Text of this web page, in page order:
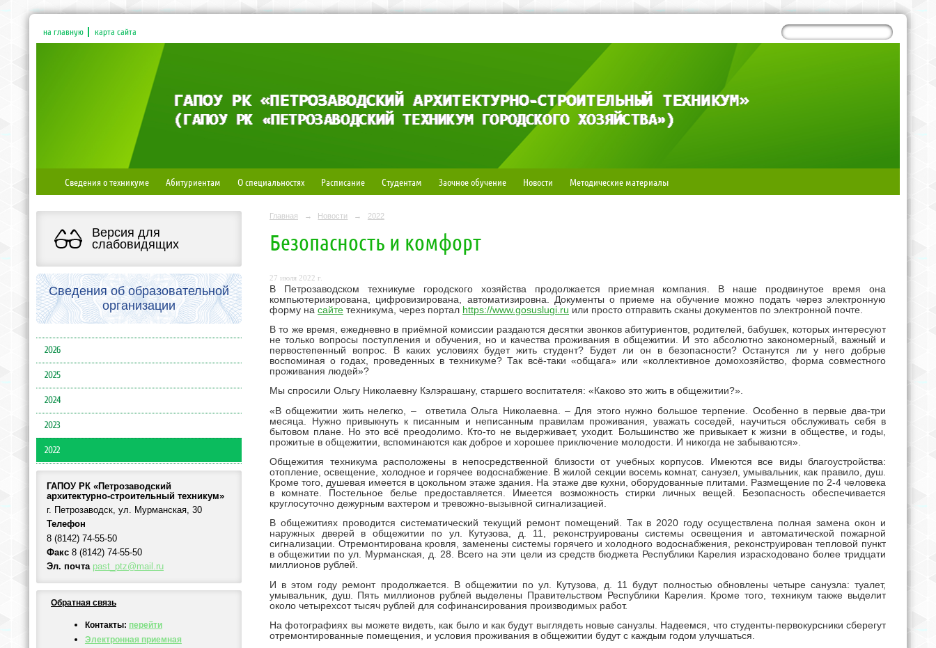
на главную карта сайта
Сведения о техникуме Абитуриентам О специальностях Расписание Студентам Заочное обучение Новости Методические материалы
Версия для
слабовидящих
Сведения об образовательной
организации
2026
2025
2024
2023
2022
ГАПОУ РК «Петрозаводский
архитектурно-строительный техникум»
г. Петрозаводск, ул. Мурманская, 30
Телефон
8 (8142) 74-55-50
Факс 8 (8142) 74-55-50
Эл. почта past_ptz@mail.ru
Обратная связь
Контакты: перейти
Электронная приемная
Главная → Новости → 2022
Безопасность и комфорт
27 июля 2022 г.
В Петрозаводском техникуме городского хозяйства продолжается приемная компания. В наше продвинутое время она
компьютеризирована, цифровизирована, автоматизировна. Документы о приеме на обучение можно подать через электронную
форму на сайте техникума, через портал https://www.gosuslugi.ru или просто отправить сканы документов по электронной почте.
В то же время, ежедневно в приёмной комиссии раздаются десятки звонков абитуриентов, родителей, бабушек, которых интересуют
не только вопросы поступления и обучения, но и качества проживания в общежитии. И это абсолютно закономерный, важный и
первостепенный вопрос. В каких условиях будет жить студент? Будет ли он в безопасности? Останутся ли у него добрые
воспоминая о годах, проведенных в техникуме? Так всё-таки «общага» или «коллективное домохозяйство, форма совместного
проживания людей»?
Мы спросили Ольгу Николаевну Кэлэрашану, старшего воспитателя: «Каково это жить в общежитии?».
«В общежитии жить нелегко, – ответила Ольга Николаевна. – Для этого нужно большое терпение. Особенно в первые два-три
месяца. Нужно привыкнуть к писанным и неписанным правилам проживания, уважать соседей, научиться обслуживать себя в
бытовом плане. Но это всё преодолимо. Кто-то не выдерживает, уходит. Большинство же привыкает к жизни в обществе, и годы,
прожитые в общежитии, вспоминаются как доброе и хорошее приключение молодости. И никогда не забываются».
Общежития техникума расположены в непосредственной близости от учебных корпусов. Имеются все виды благоустройства:
отопление, освещение, холодное и горячее водоснабжение. В жилой секции восемь комнат, санузел, умывальник, как правило, душ.
Кроме того, душевая имеется в цокольном этаже здания. На этаже две кухни, оборудованные плитами. Размещение по 2-4 человека
в комнате. Постельное белье предоставляется. Имеется возможность стирки личных вещей. Безопасность обеспечивается
круглосуточно дежурным вахтером и тревожно-вызывной сигнализацией.
В общежитиях проводится систематический текущий ремонт помещений. Так в 2020 году осуществлена полная замена окон и
наружных дверей в общежитии по ул. Кутузова, д. 11, реконструированы системы освещения и автоматической пожарной
сигнализации. Отремонтирована кровля, заменены системы горячего и холодного водоснабжения, реконструирован тепловой пункт
в общежитии по ул. Мурманская, д. 28. Всего на эти цели из средств бюджета Республики Карелия израсходовано более тридцати
миллионов рублей.
И в этом году ремонт продолжается. В общежитии по ул. Кутузова, д. 11 будут полностью обновлены четыре санузла: туалет,
умывальник, душ. Пять миллионов рублей выделены Правительством Республики Карелия. Кроме того, техникум также выделит
около четырехсот тысяч рублей для софинансирования производимых работ.
На фотографиях вы можете видеть, как было и как будут выглядеть новые санузлы. Надеемся, что студенты-первокурсники сберегут
отремонтированные помещения, и условия проживания в общежитии будут с каждым годом улучшаться.